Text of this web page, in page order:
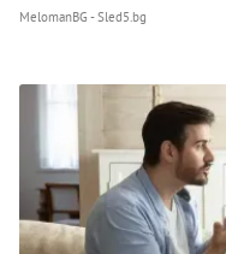
MelomanBG - Sled5.bg